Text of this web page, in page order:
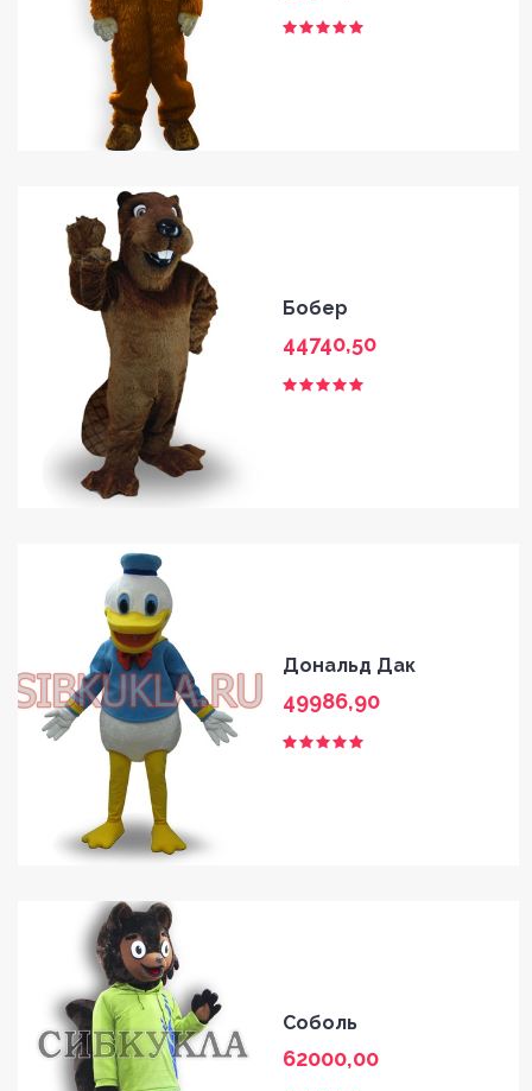
HOME
GALLERY
SHOP
Бобер
44740,50
Дональд Дак
49986,90
Соболь
62000,00